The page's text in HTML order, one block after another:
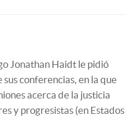
Jonathan Haidt le pidió
conferencias, en la que
acerca de la justicia
y progresistas (en Estados